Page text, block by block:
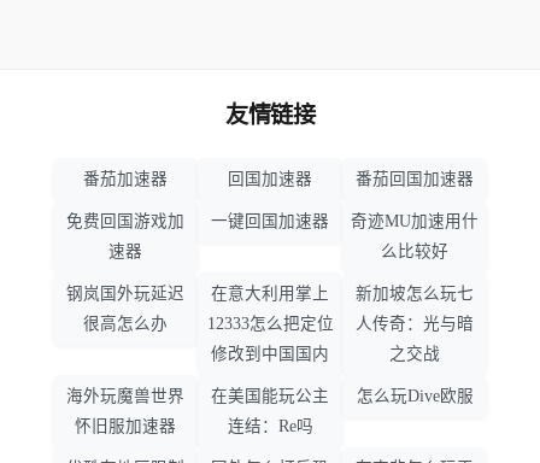
友情链接
番茄加速器 回国加速器 番茄回国加速器
免费回国游戏加
速器
一键回国加速器
奇迹MU加速用什
么比较好
钢岚国外玩延迟
很高怎么办
在意大利用掌上
12333怎么把定位
修改到中国国内
新加坡怎么玩七
人传奇：光与暗
之交战
海外玩魔兽世界
怀旧服加速器
在美国能玩公主
连结：Re吗
怎么玩Dive欧服